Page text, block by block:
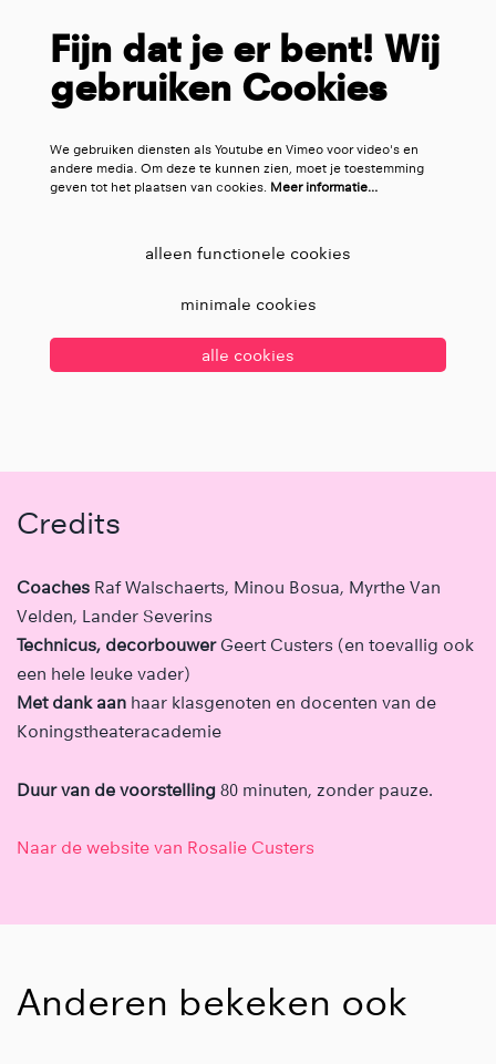
Fijn dat je er bent! Wij
gebruiken Cookies
We gebruiken diensten als Youtube en Vimeo voor video's en
andere media. Om deze te kunnen zien, moet je toestemming
geven tot het plaatsen van cookies. Meer informatie…
alleen functionele cookies
minimale cookies
alle cookies
Credits
Coaches Raf Walschaerts, Minou Bosua, Myrthe Van
Velden, Lander Severins
Technicus, decorbouwerGeert Custers (en toevallig ook
een hele leuke vader)
Met dank aan haar klasgenoten en docenten van de
Koningstheateracademie
Duur van de voorstelling 80 minuten, zonder pauze.
Naar de website van Rosalie Custers
Anderen bekeken ook